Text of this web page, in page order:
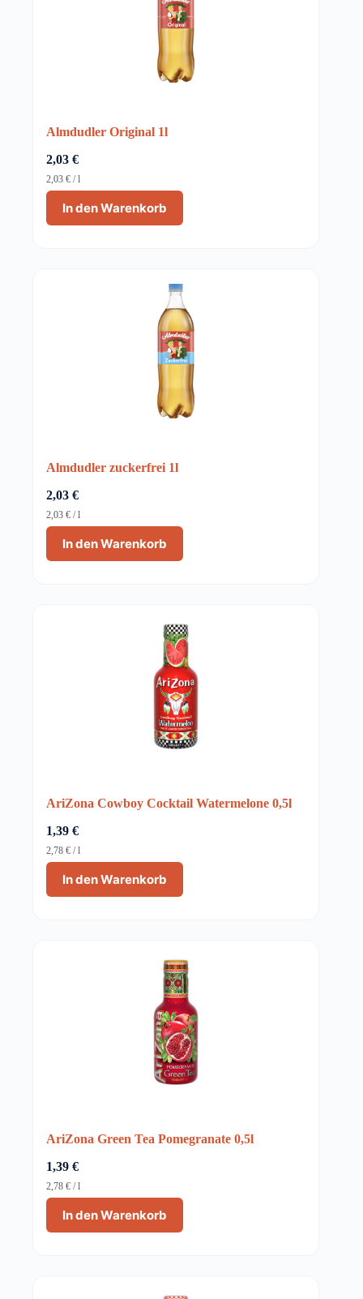
Almdudler Original 1l
2,03 €
In den Warenkorb
2,03 € /l
Almdudler zuckerfrei 1l
2,03 €
In den Warenkorb
2,03 € /l
AriZona Cowboy Cocktail Watermelone 0,5l
1,39 €
In den Warenkorb
2,78 € /l
AriZona Green Tea Pomegranate 0,5l
1,39 €
In den Warenkorb
2,78 € /l